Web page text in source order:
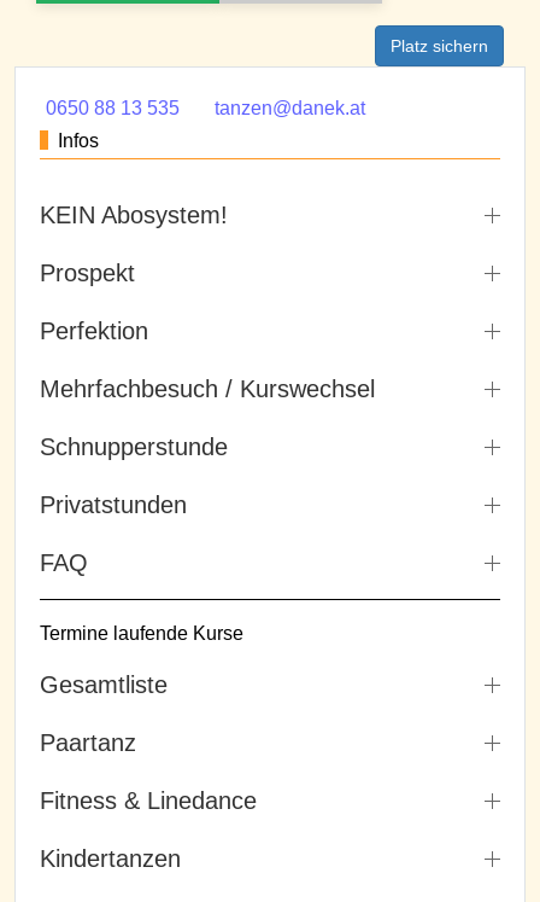
Platz sichern
0650 88 13 535
tanzen@danek.at
Infos
KEIN Abosystem!
Prospekt
Perfektion
Mehrfachbesuch / Kurswechsel
Schnupperstunde
Privatstunden
FAQ
Termine laufende Kurse
Gesamtliste
Paartanz
Fitness & Linedance
Kindertanzen